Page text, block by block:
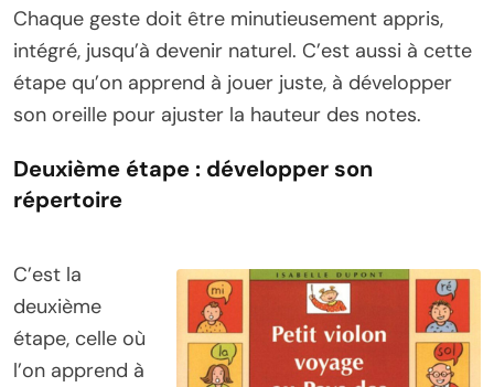
Chaque geste doit être minutieusement appris,
intégré, jusqu’à devenir naturel. C’est aussi à cette
étape qu’on apprend à jouer juste, à développer
son oreille pour ajuster la hauteur des notes.
Deuxième étape : développer son
répertoire
C’est la
deuxième
étape, celle où
l’on apprend à